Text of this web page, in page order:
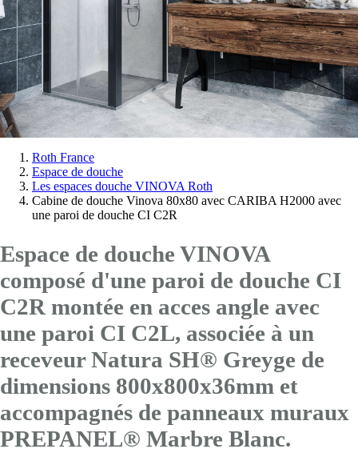
Vous
êtes
Roth France
Espace de douche
Les espaces douche VINOVA Roth
Cabine de douche Vinova 80x80 avec CARIBA H2000 avec
une paroi de douche CI C2R
Espace de douche VINOVA
composé d'une paroi de douche CI
C2R montée en acces angle avec
une paroi CI C2L, associée à un
receveur Natura SH® Greyge de
dimensions 800x800x36mm et
accompagnés de panneaux muraux
PREPANEL® Marbre Blanc.